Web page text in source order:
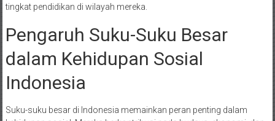
tingkat pendidikan di wilayah mereka.
Pengaruh Suku-Suku Besar
dalam Kehidupan Sosial
Indonesia
Suku-suku besar di Indonesia memainkan peran penting dalam